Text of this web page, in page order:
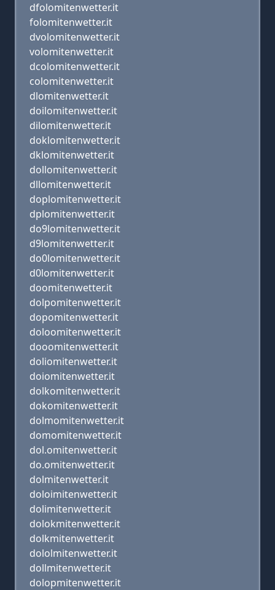
dfolomitenwetter.it
folomitenwetter.it
dvolomitenwetter.it
volomitenwetter.it
dcolomitenwetter.it
colomitenwetter.it
dlomitenwetter.it
doilomitenwetter.it
dilomitenwetter.it
doklomitenwetter.it
dklomitenwetter.it
dollomitenwetter.it
dllomitenwetter.it
doplomitenwetter.it
dplomitenwetter.it
do9lomitenwetter.it
d9lomitenwetter.it
do0lomitenwetter.it
d0lomitenwetter.it
doomitenwetter.it
dolpomitenwetter.it
dopomitenwetter.it
doloomitenwetter.it
dooomitenwetter.it
doliomitenwetter.it
doiomitenwetter.it
dolkomitenwetter.it
dokomitenwetter.it
dolmomitenwetter.it
domomitenwetter.it
dol.omitenwetter.it
do.omitenwetter.it
dolmitenwetter.it
doloimitenwetter.it
dolimitenwetter.it
dolokmitenwetter.it
dolkmitenwetter.it
dololmitenwetter.it
dollmitenwetter.it
dolopmitenwetter.it